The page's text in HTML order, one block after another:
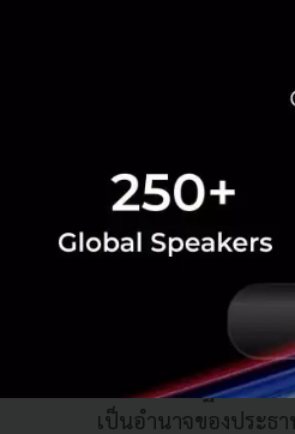
ประธานาธิบดี
ให้สภาผู้แทนร
ทั้งหมด จากนั้น
ตราบใดที่พรรค
การถอดถอนป
ซึ่งครองเสียงส่
นโยบายกีดกันการค้
ทบต่อเศรษฐกิจไทย
เป็นอำนาจของประธ